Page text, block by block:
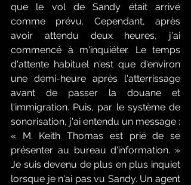
que le vol de Sandy était arrivé
comme prévu. Cependant, après
avoir attendu deux heures, j'ai
commencé à m'inquiéter. Le temps
d'attente habituel n'est que d'environ
une demi-heure après l'atterrissage
avant de passer la douane et
l'immigration. Puis, par le système de
sonorisation, j'ai entendu un message :
« M. Keith Thomas est prié de se
présenter au bureau d'information. »
Je suis devenu de plus en plus inquiet
lorsque je n'ai pas vu Sandy. Un agent